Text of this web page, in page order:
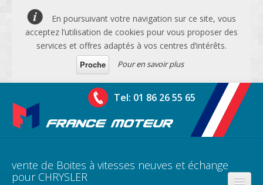
En poursuivant votre navigation sur ce site, vous
acceptez l’utilisation de cookies pour vous proposer des
services et offres adaptés à vos centres d’intérêts.
Proche
Pour en savoir plus
Tel: 01 86 26 55 65
vente de Boites à vitesses neuves et échange
pour CHRYSLER